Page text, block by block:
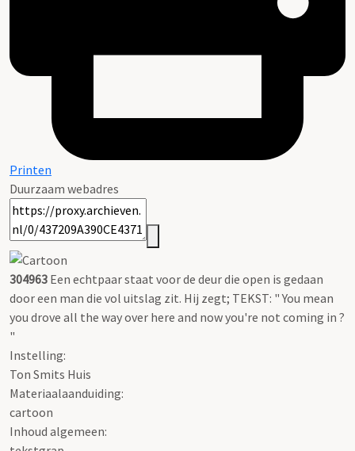
Printen
Duurzaam webadres
304963 Een echtpaar staat voor de deur die open is gedaan
door een man die vol uitslag zit. Hij zegt; TEKST: " You mean
you drove all the way over here and now you're not coming in ?
"
Instelling:
Ton Smits Huis
Materiaalaanduiding:
cartoon
Inhoud algemeen: